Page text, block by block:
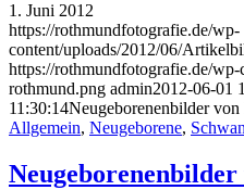
1. Juni 2012
https://rothmundfotografie.de/wp-
content/uploads/2012/06/
https://rothmundfotografie.de/
rothmund.png admin2012-06-01
11:30:14Neugeborenenbilder
Allgemein, Neugeborene,